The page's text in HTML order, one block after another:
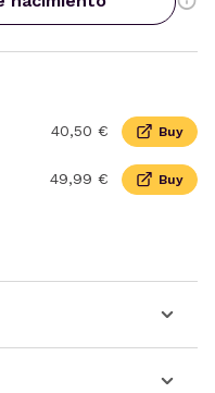
40,50 € Buy
49,99 € Buy